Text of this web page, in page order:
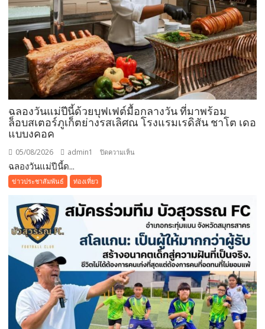
พันธมิตร
ขยาย
มูลค่า
ธุรกิจ
ระยะ
ยาว
ฉลองวันแม่ปีนี้ด้วยบุฟเฟต์มื้อกลางวัน ที่มาพร้อม
ล็อบสเตอร์ภูเก็ตย่างรสเลิศณ โรงแรมเรดิสัน ชาโต เดอ
แบบงคอค
05/08/2026 admin1 ปิดความเห็น
ปี
นี้
บุฟเฟต์
มื้อ
กลาง
วัน
ที่มา
พร้อม
ล็อบสเตอร์
ฉลองวันแม่ปีนี้ด...
ข่าวประชาสัมพันธ์ ท่องเที่ยว